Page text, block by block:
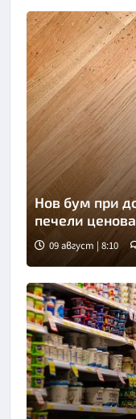
Снимка: Пиксабей
Нов бум при
печели
09 август | 8:10